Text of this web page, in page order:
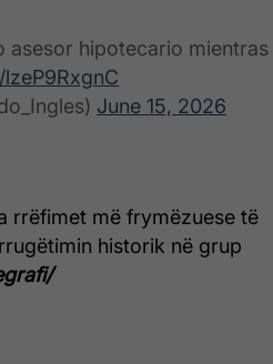
asesor hipotecario mientras
June 15, 2026
rrëfimet më frymëzuese të
historik në grup